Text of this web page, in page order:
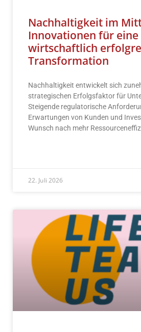
Nachhaltigkeit im
Innovationen für eine
wirtschaftlich
Transformation
Nachhaltigkeit entwickelt sich
strategischen Erfolgsfaktor für
Steigende regulatorische
Erwartungen von Kunden und
Wunsch nach mehr
22. Juli 2026